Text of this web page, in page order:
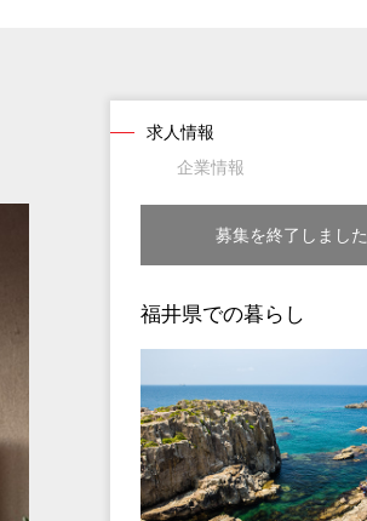
求人情報
企業情報
募集を終了しました
福井県での暮らし